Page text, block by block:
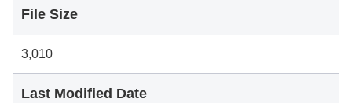
File Size
3,010
Last Modified Date